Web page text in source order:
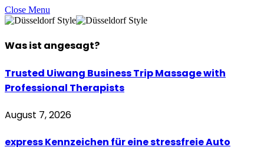
Close Menu
Was ist angesagt?
Trusted Uiwang Business Trip Massage with
Professional Therapists
August 7, 2026
express Kennzeichen für eine stressfreie Auto